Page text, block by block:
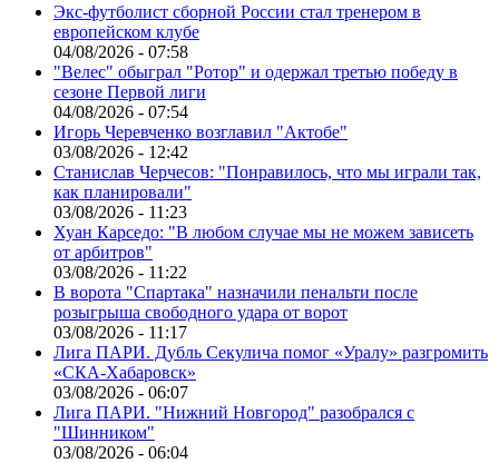
Экс-футболист сборной России стал тренером в
европейском клубе
04/08/2026 - 07:58
"Велес" обыграл "Ротор" и одержал третью победу в
сезоне Первой лиги
04/08/2026 - 07:54
Игорь Черевченко возглавил "Актобе"
03/08/2026 - 12:42
Станислав Черчесов: "Понравилось, что мы играли так,
как планировали"
03/08/2026 - 11:23
Хуан Карседо: "В любом случае мы не можем зависеть
от арбитров"
03/08/2026 - 11:22
В ворота "Спартака" назначили пенальти после
розыгрыша свободного удара от ворот
03/08/2026 - 11:17
Лига ПАРИ. Дубль Секулича помог «Уралу» разгромить
«СКА-Хабаровск»
03/08/2026 - 06:07
Лига ПАРИ. "Нижний Новгород" разобрался с
"Шинником"
03/08/2026 - 06:04